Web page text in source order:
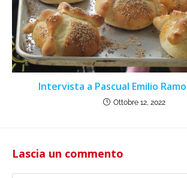
Intervista a Pascual Emilio
Ottobre 12, 2022
Lascia un commento